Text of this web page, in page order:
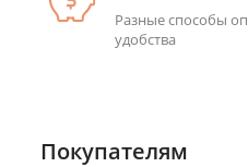
Разные способы
удобства
Покупателям